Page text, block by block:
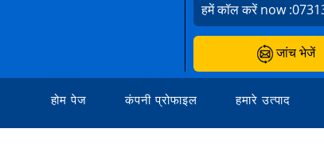
हमें कॉल करें now :
जांच भेजें
होम पेज कंपनी प्रोफाइल हमारे उत्पाद